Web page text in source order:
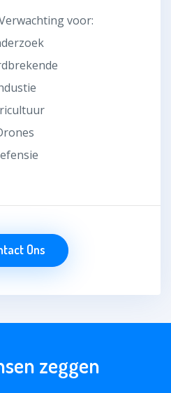
voor:
Ons
zeggen